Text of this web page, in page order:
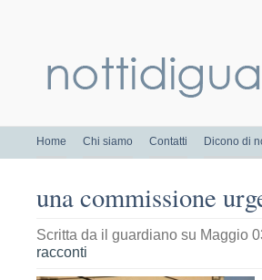
Home Chi siamo Contatti Dicono di
una commissione
Scritta da il guardiano su Maggio
racconti